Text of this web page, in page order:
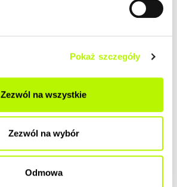
Pokaż szczegóły
Zezwól na wszystkie
Zezwól na wybór
Odmowa